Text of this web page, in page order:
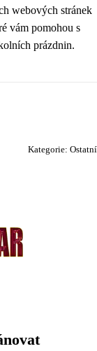
webových stránek
vám pomohou s
prázdnin.
Kategorie: Ostatní